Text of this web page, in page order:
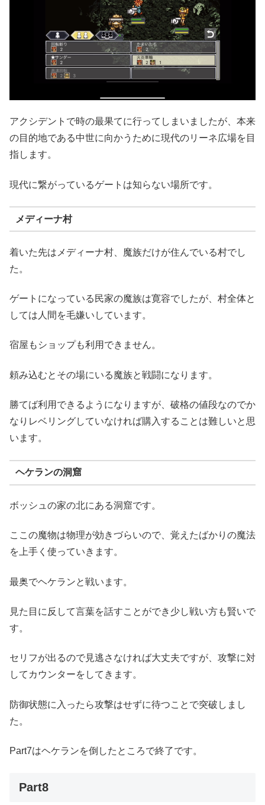
アクシデントで時の最果てに行ってしまいましたが、本来
の目的地である中世に向かうために現代のリーネ広場を目
指します。
現代に繋がっているゲートは知らない場所です。
メディーナ村
着いた先はメディーナ村、魔族だけが住んでいる村でし
た。
ゲートになっている民家の魔族は寛容でしたが、村全体と
しては人間を毛嫌いしています。
宿屋もショップも利用できません。
頼み込むとその場にいる魔族と戦闘になります。
勝てば利用できるようになりますが、破格の値段なのでか
なりレベリングしていなければ購入することは難しいと思
います。
ヘケランの洞窟
ボッシュの家の北にある洞窟です。
ここの魔物は物理が効きづらいので、覚えたばかりの魔法
を上手く使っていきます。
最奥でヘケランと戦います。
見た目に反して言葉を話すことができ少し戦い方も賢いで
す。
セリフが出るので見逃さなければ大丈夫ですが、攻撃に対
してカウンターをしてきます。
防御状態に入ったら攻撃はせずに待つことで突破しまし
た。
Part7はヘケランを倒したところで終了です。
Part8